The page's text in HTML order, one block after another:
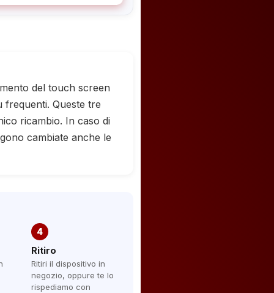
del touch screen
frequenti. Queste tre
ricambio. In caso di
cambiate anche le
4
Ritiro
Ritiri il dispositivo in
negozio, oppure te lo
rispediamo con